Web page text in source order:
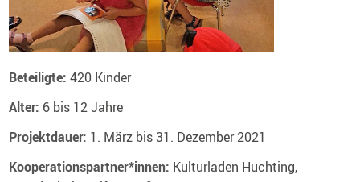
Beteiligte: 420 Kinder
Alter: 6 bis 12 Jahre
Projektdauer: 1. März bis 31. Dezember 2021
Kooperationspartner*innen: Kulturladen Huchting,